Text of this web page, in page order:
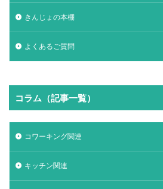
きんじょの本棚
よくあるご質問
コラム（記事一覧）
コワーキング関連
キッチン関連